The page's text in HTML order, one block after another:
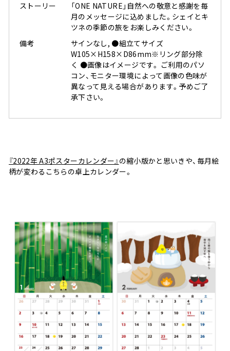
ストーリー
「ONE NATURE」自然への敬意と感謝を毎
月のメッセージに込めました。シェイとキ
ツネの季節の旅をお楽しみください。
備考
サインなし, ●組立てサイズ
W105×H158×D86mm※リング部分除
く ●画像はイメージです。 ご利用のパソ
コン、モニター環境によって画像の色味が
異なって見える場合があります。予めご了
承下さい。
『2022年 A3ポスターカレンダー』 の縮小版かと思いきや、毎月絵
柄が変わるこちらの卓上カレンダー。